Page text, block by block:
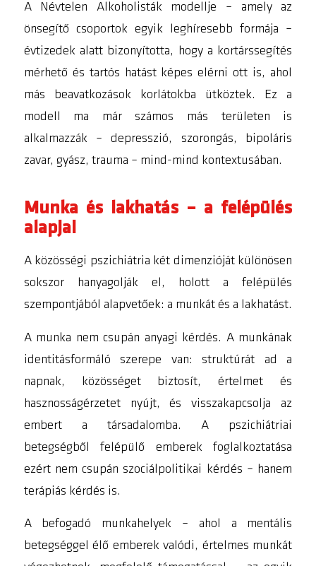
A Névtelen Alkoholisták modellje – amely az
önsegítő csoportok egyik leghíresebb formája –
évtizedek alatt bizonyította, hogy a kortárssegítés
mérhető és tartós hatást képes elérni ott is, ahol
más beavatkozások korlátokba ütköztek. Ez a
modell ma már számos más területen is
alkalmazzák – depresszió, szorongás, bipoláris
zavar, gyász, trauma – mind-mind kontextusában.
Munka és lakhatás – a felépülés
alapjai
A közösségi pszichiátria két dimenzióját különösen
sokszor hanyagolják el, holott a felépülés
szempontjából alapvetőek: a munkát és a lakhatást.
A munka nem csupán anyagi kérdés. A munkának
identitásformáló szerepe van: struktúrát ad a
napnak, közösséget biztosít, értelmet és
hasznosságérzetet nyújt, és visszakapcsolja az
embert a társadalomba. A pszichiátriai
betegségből felépülő emberek foglalkoztatása
ezért nem csupán szociálpolitikai kérdés – hanem
terápiás kérdés is.
A befogadó munkahelyek – ahol a mentális
betegséggel élő emberek valódi, értelmes munkát